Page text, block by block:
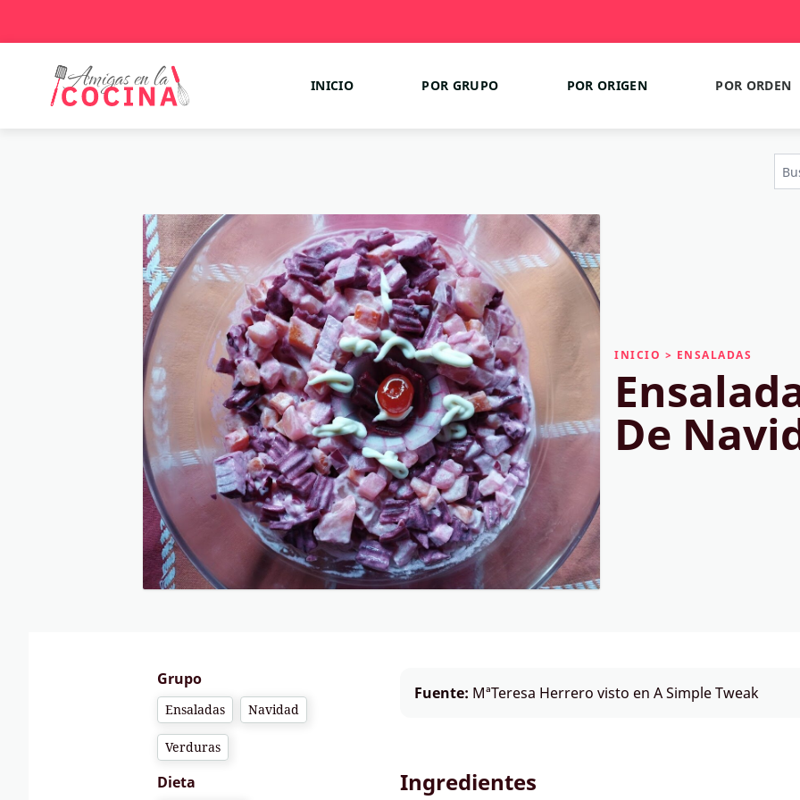
INICIO POR GRUPO POR ORIGEN POR ORDEN
INICIO > ENSALADAS
De
Grupo
Ensaladas Navidad
Verduras
Dieta
Fuente: MªTeresa Herrero visto en A Simple Tweak
Ingredientes